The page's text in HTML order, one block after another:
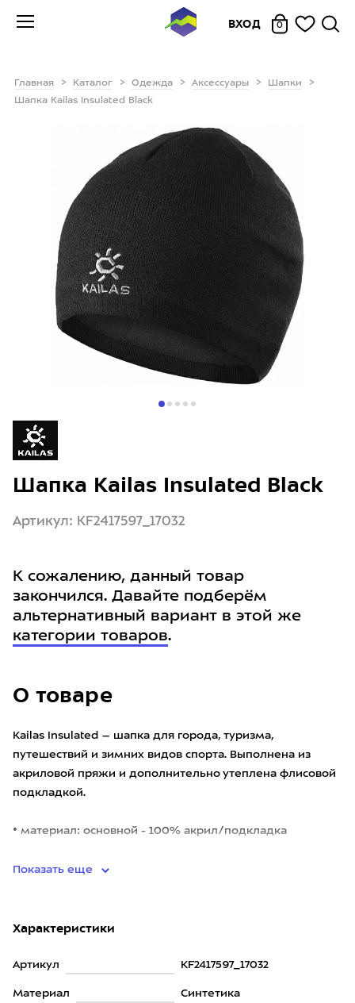
ВХОД 0
Главная Каталог Одежда Аксессуары
Шапки
Шапка Kailas Insulated Black
О товаре
Kailas Insulated – шапка для города, туризма,
путешествий и зимних видов спорта. Выполнена из
акриловой пряжи и дополнительно утеплена флисовой
подкладкой.
• материал: основной - 100% акрил/подкладка
Показать еще
Характеристики
Артикул KF2417597_17032
Материал Синтетика
Шапка Kailas Insulated Black
Артикул: KF2417597_17032
К сожалению, данный товар
закончился. Давайте подберём
альтернативный вариант в этой же
категории товаров.